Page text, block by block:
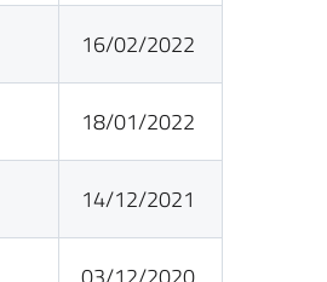
16/02/2022
18/01/2022
14/12/2021